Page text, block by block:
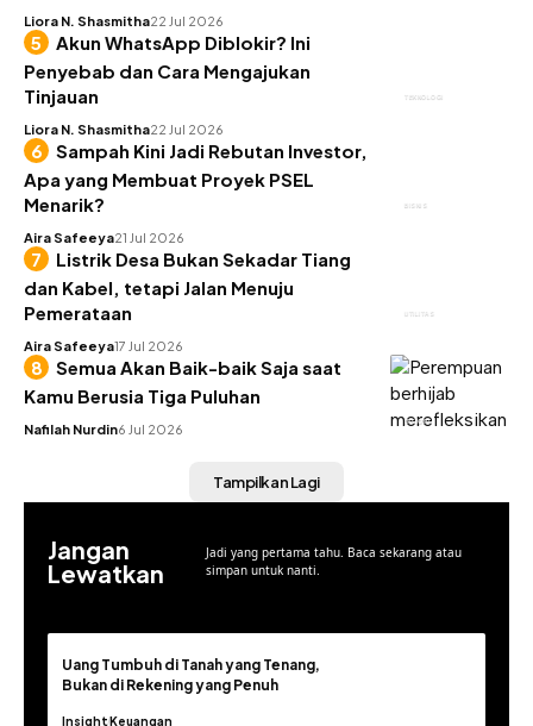
Liora N. Shasmitha22 Jul 2026
TEKNOLOGI
Akun WhatsApp Diblokir? Ini
Penyebab dan Cara Mengajukan
Tinjauan
Liora N. Shasmitha22 Jul 2026
BISNIS
Sampah Kini Jadi Rebutan Investor,
Apa yang Membuat Proyek PSEL
Menarik?
Aira Safeeya21 Jul 2026
UTILITAS
Listrik Desa Bukan Sekadar Tiang
dan Kabel, tetapi Jalan Menuju
Pemerataan
Aira Safeeya17 Jul 2026
INSIGHT
Semua Akan Baik-baik Saja saat
Kamu Berusia Tiga Puluhan
Nafilah Nurdin6 Jul 2026
Tampilkan Lagi
Jangan
Lewatkan
Jadi yang pertama tahu. Baca sekarang atau
simpan untuk nanti.
Uang Tumbuh di Tanah yang Tenang,
Bukan di Rekening yang Penuh
InsightKeuangan